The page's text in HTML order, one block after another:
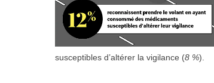
susceptibles d’altérer la vigilance (8 %).